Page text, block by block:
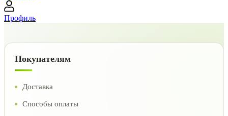
Профиль
Покупателям
Доставка
Способы оплаты